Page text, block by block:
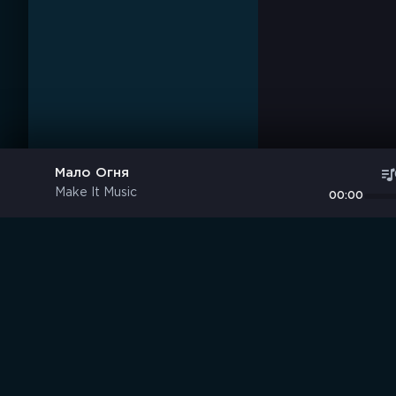
Мало Огня
Make It Music 00:00